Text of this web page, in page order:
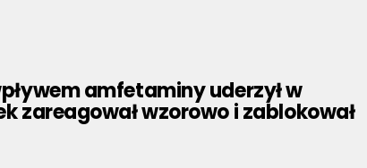
amfetaminy uderzył w
zareagował wzorowo i zablokował